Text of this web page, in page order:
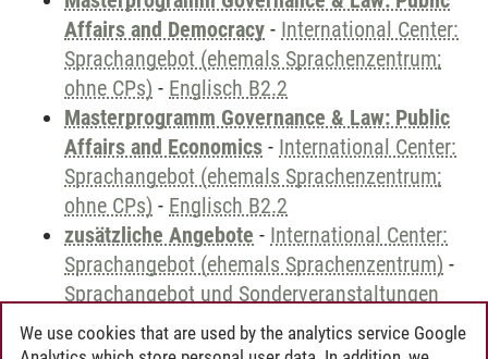
Affairs and Democracy - International Center:
Sprachangebot (ehemals Sprachenzentrum;
ohne CPs) - Englisch B2.2
Masterprogramm Governance & Law: Public
Affairs and Economics - International Center:
Sprachangebot (ehemals Sprachenzentrum;
ohne CPs) - Englisch B2.2
zusätzliche Angebote - International Center:
Sprachangebot (ehemals Sprachenzentrum) -
Sprachangebot und Sonderveranstaltungen
We use cookies that are used by the analytics service Google